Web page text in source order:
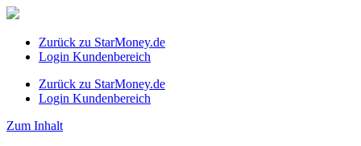
Zurück zu StarMoney.de
Login Kundenbereich
Zurück zu StarMoney.de
Login Kundenbereich
Zum Inhalt